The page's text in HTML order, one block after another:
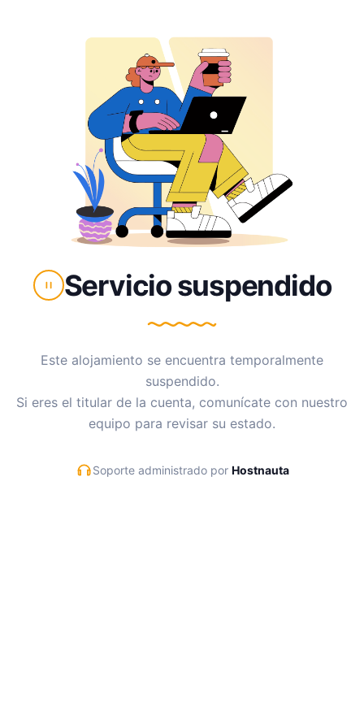
Servicio suspendido
Este alojamiento se encuentra temporalmente
suspendido.
Si eres el titular de la cuenta, comunícate con nuestro
equipo para revisar su estado.
Soporte administrado por Hostnauta